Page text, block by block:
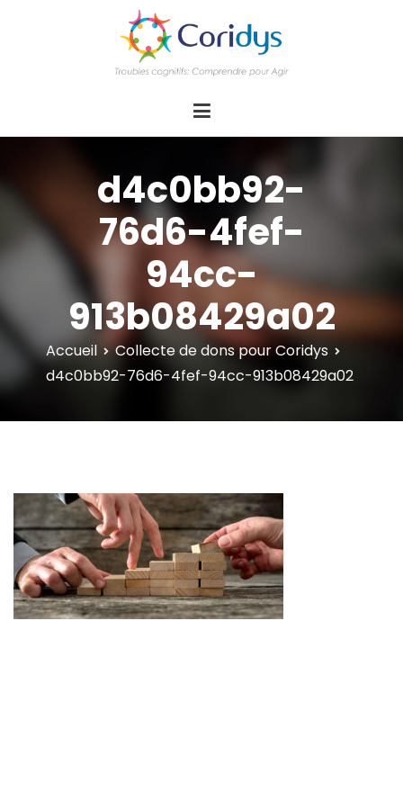
d'actions Information Accompagnement
Innovation/E­xpertise Formations autour des
d4c0bb92-
76d6-4fef-
94cc-
913b08429a02
Accueil
Collecte de dons pour Coridys
d4c0bb92-76d6-4fef-94cc-913b08429a02